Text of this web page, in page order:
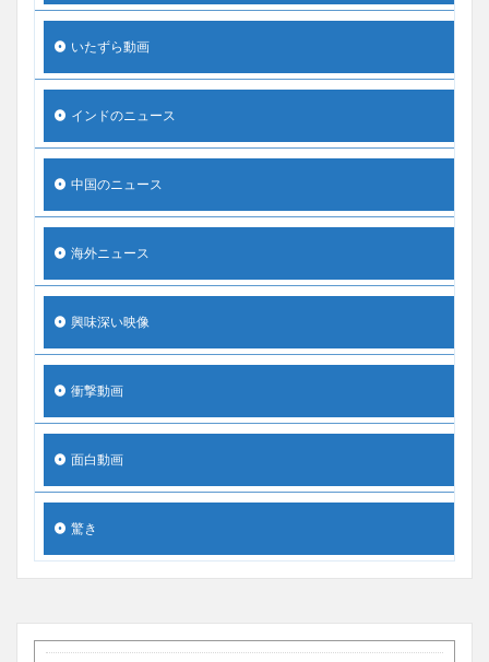
いたずら動画
インドのニュース
中国のニュース
海外ニュース
興味深い映像
衝撃動画
面白動画
驚き